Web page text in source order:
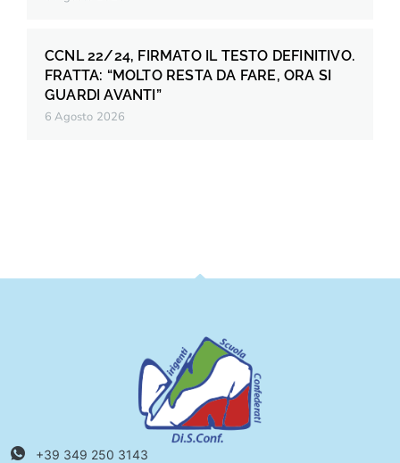
CCNL 22/24, FIRMATO IL TESTO DEFINITIVO.
FRATTA: “MOLTO RESTA DA FARE, ORA SI
GUARDI AVANTI”
6 Agosto 2026
+39 349 250 3143